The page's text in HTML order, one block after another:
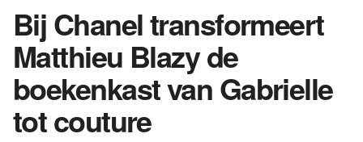
Bij Chanel transformeert
Matthieu Blazy de
boekenkast van Gabrielle
tot couture